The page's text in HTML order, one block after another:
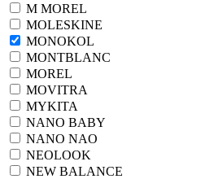
M MOREL
MOLESKINE
MONOKOL
MONTBLANC
MOREL
MOVITRA
MYKITA
NANO BABY
NANO NAO
NEOLOOK
NEW BALANCE